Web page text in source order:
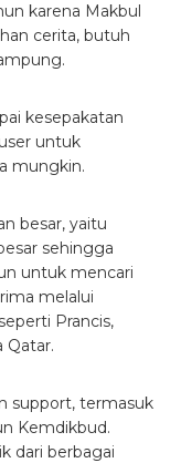
karena Makbul
cerita, butuh
kesepakatan
untuk
mungkin.
besar, yaitu
sehingga
untuk mencari
melalui
Prancis,
Qatar.
support, termasuk
Kemdikbud.
dari berbagai